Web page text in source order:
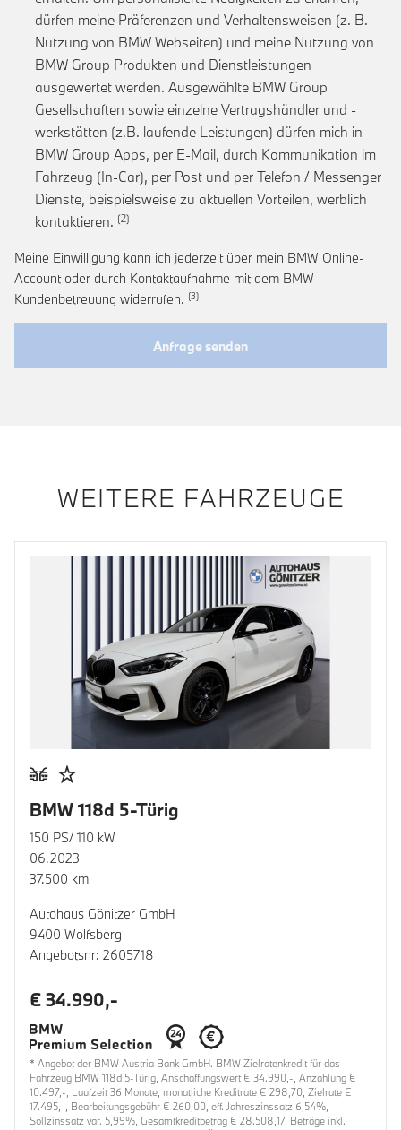
dürfen meine Präferenzen und Verhaltensweisen (z. B.
Nutzung von BMW Webseiten) und meine Nutzung von
BMW Group Produkten und Dienstleistungen
ausgewertet werden. Ausgewählte BMW Group
Gesellschaften sowie einzelne Vertragshändler und -
werkstätten (z.B. laufende Leistungen) dürfen mich in
BMW Group Apps, per E-Mail, durch Kommunikation im
Fahrzeug (In-Car), per Post und per Telefon / Messenger
Dienste, beispielsweise zu aktuellen Vorteilen, werblich
kontaktieren. Link zur Fußnote: Einwilligung zur
Meine Einwilligung kann ich jederzeit über mein BMW Online-
Account oder durch Kontaktaufnahme mit dem BMW
Kundenbetreuung widerrufen. Link zur Fußnote: Widerruf der
Anfrage senden
WEITERE FAHRZEUGE
BMW 118d 5-Türig
150 PS/ 110 kW
06.2023
37.500 km
Autohaus Gönitzer GmbH
9400 Wolfsberg
Angebotsnr: 2605718
€ 34.990,-
* Angebot der BMW Austria Bank GmbH. BMW Zielratenkredit für das
Fahrzeug BMW 118d 5-Türig, Anschaffungswert € 34.990,-, Anzahlung €
10.497,-, Laufzeit 36 Monate, monatliche Kreditrate € 298,70, Zielrate €
17.495,-, Bearbeitungsgebühr € 260,00, eff. Jahreszinssatz 6,54%,
Sollzinssatz var. 5,99%, Gesamtkreditbetrag € 28.508,17. Beträge inkl.